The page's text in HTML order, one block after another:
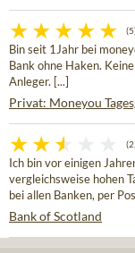
Bin seit 1Jahr bei
Bank ohne Haken.
Anleger. [...]
Privat: Moneyou
Ich bin vor einigen
vergleichsweise hohen
bei allen Banken, per
Bank of Scotland